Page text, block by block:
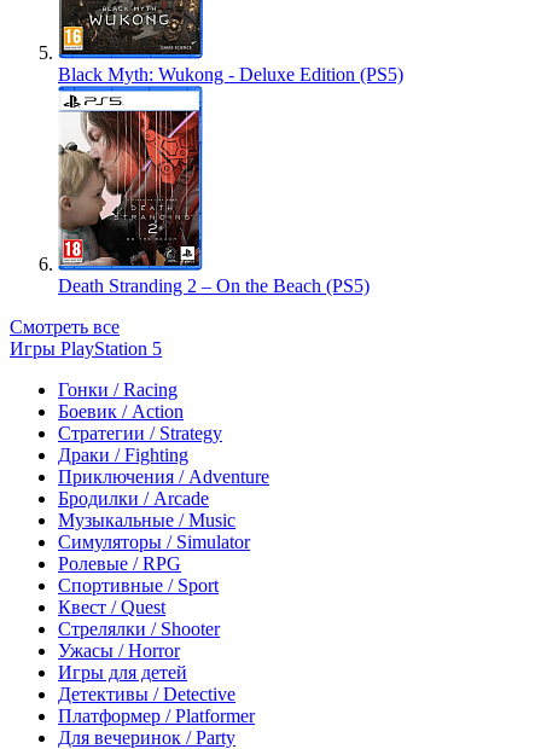
Black Myth: Wukong - Deluxe Edition (PS5)
Death Stranding 2 – On the Beach (PS5)
Смотреть все
Игры PlayStation 5
Гонки / Racing
Боевик / Action
Стратегии / Strategy
Драки / Fighting
Приключения / Adventure
Бродилки / Arcade
Музыкальные / Music
Симуляторы / Simulator
Ролевые / RPG
Спортивные / Sport
Квест / Quest
Стрелялки / Shooter
Ужасы / Horror
Игры для детей
Детективы / Detective
Платформер / Platformer
Для вечеринок / Party